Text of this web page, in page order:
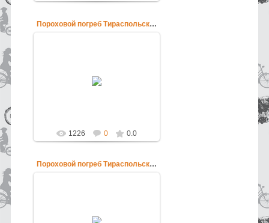
Пороховой погреб Тираспольской крепости
Пороховой погреб Тираспольской
крепости
1226 0 0.0
Пороховой погреб Тираспольской крепости
Пороховой погреб Тираспольской